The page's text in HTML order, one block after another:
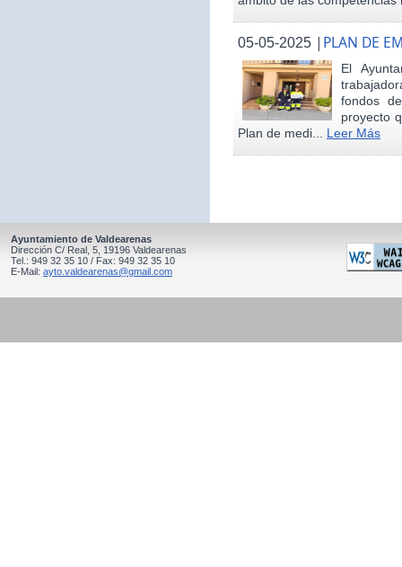
05-05-2025 | PLAN DE
El
fondos
proyecto
Plan de medi... Leer Más
Ayuntamiento de Valdearenas
Dirección C/ Real, 5, 19196 Valdearenas
Tel.: 949 32 35 10 / Fax: 949 32 35 10
E-Mail: ayto.valdearenas@gmail.com